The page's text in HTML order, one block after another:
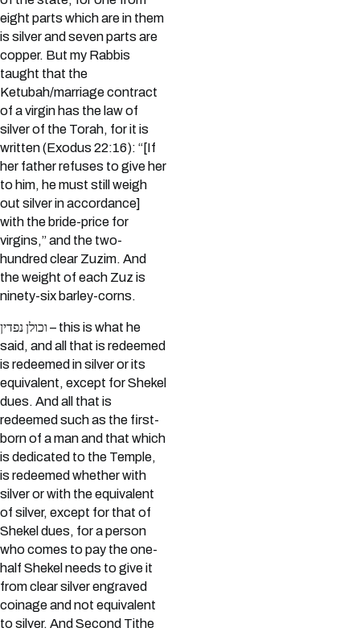
eight parts which are in them
is silver and seven parts are
copper. But my Rabbis
taught that the
Ketubah/marriage contract
of a virgin has the law of
silver of the Torah, for it is
written (Exodus 22:16): “[If
her father refuses to give her
to him, he must still weigh
out silver in accordance]
with the bride-price for
virgins,” and the two-
hundred clear Zuzim. And
the weight of each Zuz is
ninety-six barley-corns.
וכולן נפדין – this is what he
said, and all that is redeemed
is redeemed in silver or its
equivalent, except for Shekel
dues. And all that is
redeemed such as the first-
born of a man and that which
is dedicated to the Temple,
is redeemed whether with
silver or with the equivalent
of silver, except for that of
Shekel dues, for a person
who comes to pay the one-
half Shekel needs to give it
from clear silver engraved
coinage and not equivalent
to silver. And Second Tithe